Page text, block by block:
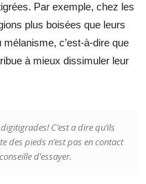
Par exemple, chez les
plus boisées que leurs
c’est-à-dire que
à mieux dissimuler leur
C’est a dire qu’ils
des pieds n’est pas en contact
d’essayer.